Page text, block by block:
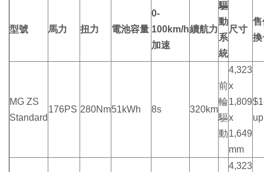
型號 馬力 扭力 電池容量
0-
100km/h
加速
續航力
驅
動
系
統
尺寸
售
換
MG ZS
Standard
176PS 280Nm51kWh 8s 320km
前
輪
驅
動
4,323
x
1,809
x
1,649
mm
up
4,323